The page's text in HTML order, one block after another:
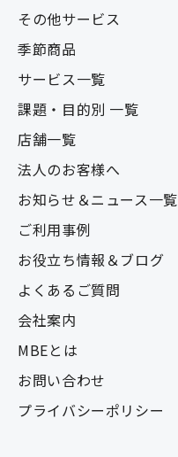
その他サービス
季節商品
サービス一覧
課題・目的別 一覧
店舗一覧
法人のお客様へ
お知らせ＆ニュース一覧
ご利用事例
お役立ち情報＆ブログ
よくあるご質問
会社案内
MBEとは
お問い合わせ
プライバシーポリシー